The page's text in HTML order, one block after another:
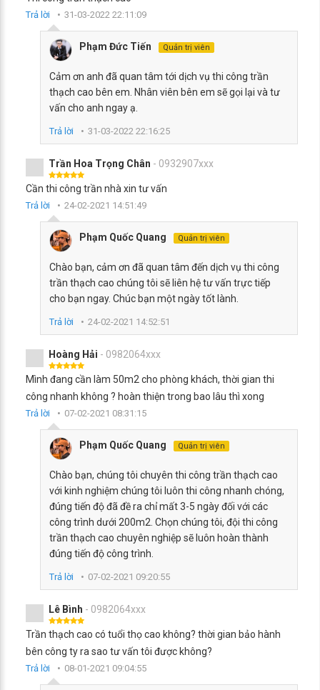
Trả lời 31-03-2022 22:11:09
Phạm Đức Tiến Quản trị viên
Cảm ơn anh đã quan tâm tới dịch vụ thi công trần
thạch cao bên em. Nhân viên bên em sẽ gọi lại và tư
vấn cho anh ngay ạ.
Trả lời 31-03-2022 22:16:25
Trần Hoa Trọng Chân - 0932907xxx
Cần thi công trần nhà xin tư vấn
Trả lời 24-02-2021 14:51:49
Phạm Quốc Quang Quản trị viên
Chào bạn, cảm ơn đã quan tâm đến dịch vụ thi công
trần thạch cao chúng tôi sẽ liên hệ tư vấn trực tiếp
cho bạn ngay. Chúc bạn một ngày tốt lành.
Trả lời 24-02-2021 14:52:51
Hoàng Hải - 0982064xxx
Mình đang cần làm 50m2 cho phòng khách, thời gian thi
công nhanh không ? hoàn thiện trong bao lâu thì xong
Trả lời 07-02-2021 08:31:15
Phạm Quốc Quang Quản trị viên
Chào bạn, chúng tôi chuyên thi công trần thạch cao
với kinh nghiệm chúng tôi luôn thi công nhanh chóng,
đúng tiến độ đã đề ra chỉ mất 3-5 ngày đối với các
công trình dưới 200m2. Chọn chúng tôi, đội thi công
trần thạch cao chuyên nghiệp sẽ luôn hoàn thành
đúng tiến độ công trình.
Trả lời 07-02-2021 09:20:55
Lê Bình - 0982064xxx
Trần thạch cao có tuổi thọ cao không? thời gian bảo hành
bên công ty ra sao tư vấn tôi được không?
Trả lời 08-01-2021 09:04:55